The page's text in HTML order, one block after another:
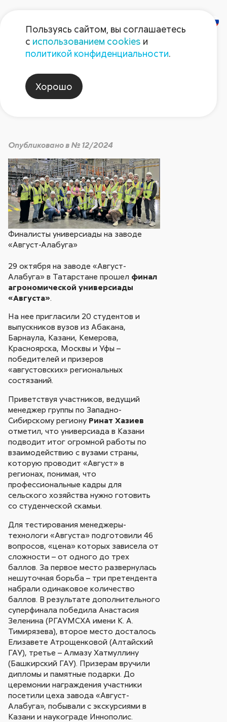
Заботясь о будущем
Август non-stop
Опубликовано в № 12/2024
Финалисты универсиады на заводе
«Август-Алабуга»
29 октября на заводе «Август-
Алабуга» в Татарстане прошел финал
агрономической универсиады
«Августа».
На нее пригласили 20 студентов и
выпускников вузов из Абакана,
Барнаула, Казани, Кемерова,
Красноярска, Москвы и Уфы –
победителей и призеров
«августовских» региональных
состязаний.
Приветствуя участников, ведущий
менеджер группы по Западно-
Сибирскому региону Ринат Хазиев
отметил, что универсиада в Казани
подводит итог огромной работы по
взаимодействию с вузами страны,
которую проводит «Август» в
регионах, понимая, что
профессиональные кадры для
сельского хозяйства нужно готовить
со студенческой скамьи.
Для тестирования менеджеры-
технологи «Августа» подготовили 46
вопросов, «цена» которых зависела от
сложности – от одного до трех
баллов. За первое место развернулась
нешуточная борьба – три претендента
набрали одинаковое количество
баллов. В результате дополнительного
суперфинала победила Анастасия
Зеленина (РГАУМСХА имени К. А.
Тимирязева), второе место досталось
Елизавете Атрощенковой (Алтайский
ГАУ), третье – Алмазу Хатмуллину
(Башкирский ГАУ). Призерам вручили
дипломы и памятные подарки. До
церемонии награждения участники
посетили цеха завода «Август-
Алабуга», побывали с экскурсиями в
Казани и наукограде Иннополис.
Пользуясь сайтом, вы соглашаетесь
с использованием cookies и
политикой конфиденциальности.
Хорошо